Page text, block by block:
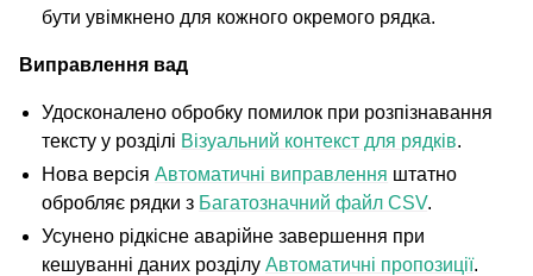
бути увімкнено для кожного окремого рядка.
Виправлення вад
Удосконалено обробку помилок при розпізнавання
тексту у розділі Візуальний контекст для рядків.
Нова версіяАвтоматичні виправлення штатно
обробляє рядки з Багатозначний файл CSV.
Усунено рідкісне аварійне завершення при
кешуванні даних розділуАвтоматичні пропозиції.